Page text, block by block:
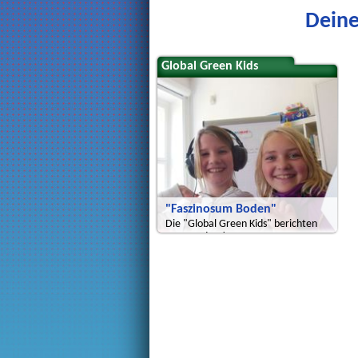
Global Green Kids
"Faszinosum Boden"
Die "Global Green Kids" berichten
aus Potsdam!